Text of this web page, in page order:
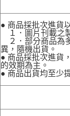
● 商品採批次進貨
１．圖片刊載之
２．部分商品為
異，隨機出貨。
● 商品採批次進貨
的效期為主。
● 商品出貨均至少